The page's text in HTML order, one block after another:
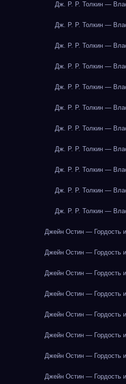
Дж. Р. Р. Толкин —
Дж. Р. Р. Толкин —
Дж. Р. Р. Толкин —
Дж. Р. Р. Толкин —
Дж. Р. Р. Толкин —
Дж. Р. Р. Толкин —
Дж. Р. Р. Толкин —
Дж. Р. Р. Толкин —
Дж. Р. Р. Толкин —
Дж. Р. Р. Толкин —
Дж. Р. Р. Толкин —
Джейн Остин — Гордость
Джейн Остин — Гордость
Джейн Остин — Гордость
Джейн Остин — Гордость
Джейн Остин — Гордость
Джейн Остин — Гордость
Джейн Остин — Гордость
Джейн Остин — Гордость